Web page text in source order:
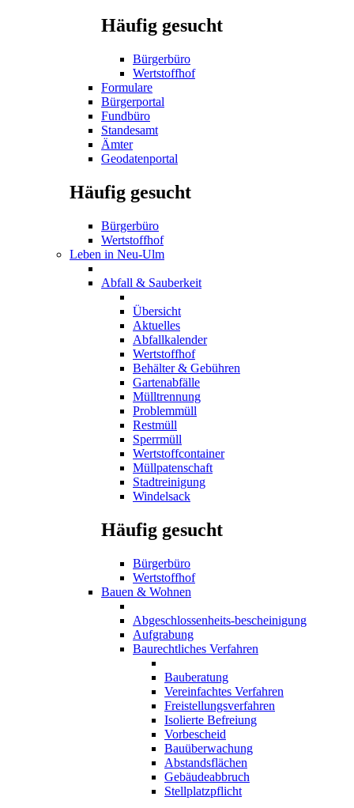
Häufig gesucht
Bürgerbüro
Wertstoffhof
Formulare
Bürgerportal
Fundbüro
Standesamt
Ämter
Geodatenportal
Häufig gesucht
Bürgerbüro
Wertstoffhof
Leben in Neu-Ulm
Abfall & Sauberkeit
Übersicht
Aktuelles
Abfallkalender
Wertstoffhof
Behälter & Gebühren
Gartenabfälle
Mülltrennung
Problemmüll
Restmüll
Sperrmüll
Wertstoffcontainer
Müllpatenschaft
Stadtreinigung
Windelsack
Häufig gesucht
Bürgerbüro
Wertstoffhof
Bauen & Wohnen
Abgeschlossenheits-bescheinigung
Aufgrabung
Baurechtliches Verfahren
Bauberatung
Vereinfachtes Verfahren
Freistellungsverfahren
Isolierte Befreiung
Vorbescheid
Bauüberwachung
Abstandsflächen
Gebäudeabbruch
Stellplatzpflicht